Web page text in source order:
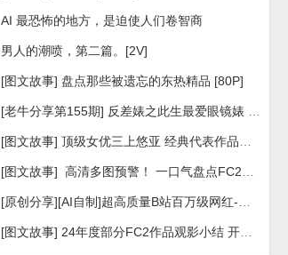
AI 最恐怖的地方，是迫使人们卷智商
男人的潮喷，第二篇。[2V]
[图文故事] 盘点那些被遗忘的东热精品 [80P]
[图文故事] 24年度部分FC2作品观影小结 开年王炸后续